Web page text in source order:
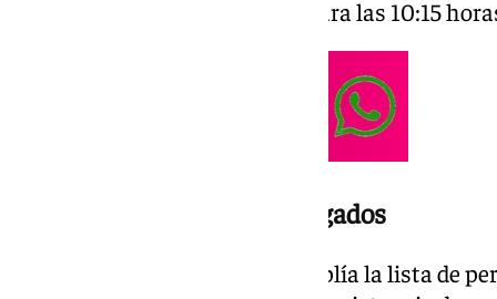
comparecencia está prevista para las 10:15
Se amplía la lista de investigados
Con esta resolución, el juez amplía la lista de